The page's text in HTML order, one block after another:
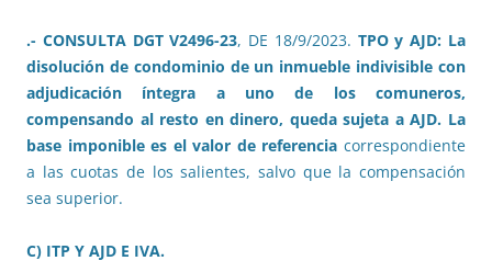
.- CONSULTA DGT V2496-23, DE 18/9/2023. TPO y AJD: La
disolución de condominio de un inmueble indivisible con
adjudicación íntegra a uno de los comuneros,
compensando al resto en dinero, queda sujeta a AJD. La
base imponible es el valor de referencia correspondiente
a las cuotas de los salientes, salvo que la compensación
sea superior.
C) ITP Y AJD E IVA.